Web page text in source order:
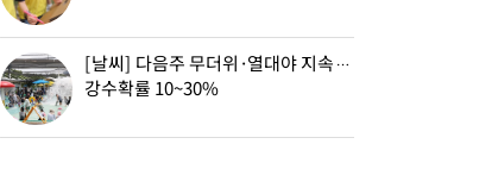
[날씨] 다음주 무더위·열대야 지속…
강수확률 10~30%